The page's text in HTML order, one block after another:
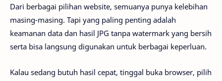
Dari berbagai pilihan website, semuanya punya kelebihan
masing-masing. Tapi yang paling penting adalah
keamanan data dan hasil JPG tanpa watermark yang bersih
serta bisa langsung digunakan untuk berbagai keperluan.
Kalau sedang butuh hasil cepat, tinggal buka browser, pilih